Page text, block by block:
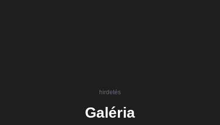
hirdetés
Galéria